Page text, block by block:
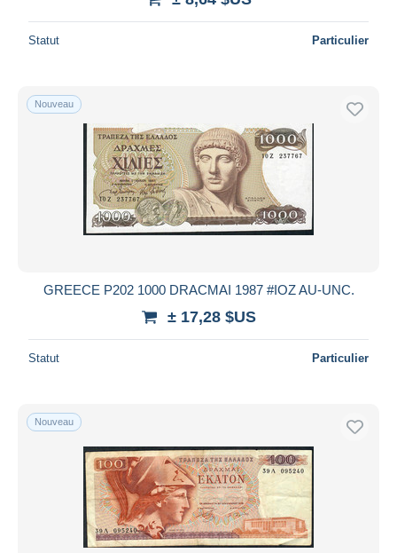
Statut Particulier
Nouveau
GREECE P202 1000 DRACMAI 1987 #IOZ AU-UNC.
± 17,28 $US
Statut Particulier
Nouveau